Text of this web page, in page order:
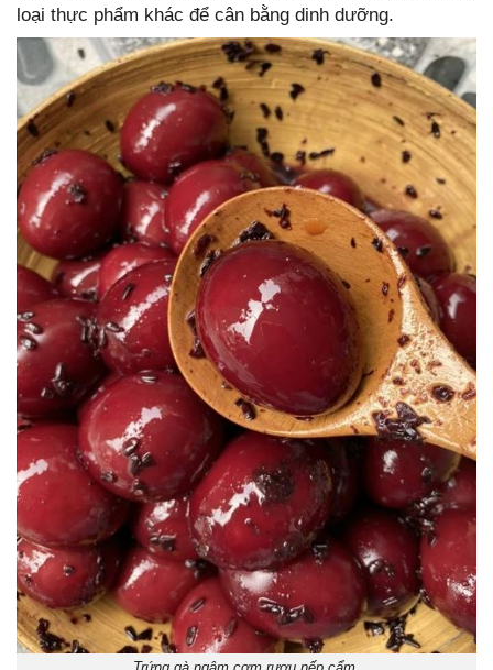
loại thực phẩm khác để cân bằng dinh dưỡng.